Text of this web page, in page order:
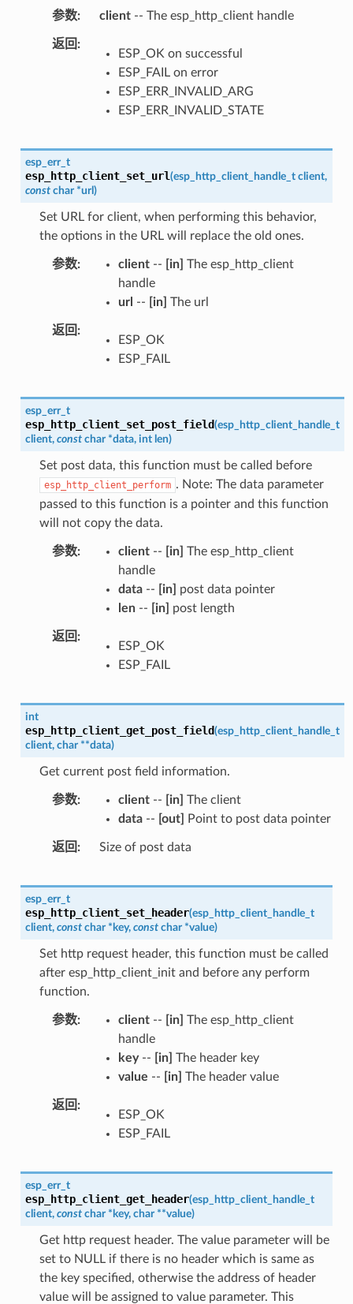
参数 client-- The esp_http_client handle
返回
ESP_OK on successful
ESP_FAIL on error
ESP_ERR_INVALID_ARG
ESP_ERR_INVALID_STATE
esp_err_t
esp_http_client_set_url(esp_http_client_handle_t client,
const char *url )
Set URL for client, when performing this behavior,
the options in the URL will replace the old ones.
参数 client-- [in] The esp_http_client
handle
url -- [in] The url
返回
ESP_OK
ESP_FAIL
esp_err_t
esp_http_client_set_post_field(esp_http_client_handle_t
client, const char *data, int len)
Set post data, this function must be called before
esp_http_client_perform . Note: The data parameter
passed to this function is a pointer and this function
will not copy the data.
参数 client-- [in] The esp_http_client
handle
data-- [in]
post data pointer
len-- [in] post length
返回
ESP_OK
ESP_FAIL
int
esp_http_client_get_post_field(esp_http_client_handle_t
client, char **data)
Get current post field information.
参数 client-- [in] The client
data-- [out] Point to post data pointer
返回 Size of post data
esp_err_t
esp_http_client_set_header(esp_http_client_handle_t
client, const char * key, const char *value)
Set http request header, this function must be called
after esp_http_client_init and before any perform
function.
参数 client-- [in] The esp_http_client
handle
key-- [in] The header key
value -- [in] The header value
返回
ESP_OK
ESP_FAIL
esp_err_t
esp_http_client_get_header(esp_http_client_handle_t
client, const char * key, char **value)
Get http request header. The value parameter will be
set to NULL if there is no header which is same as
the key specified, otherwise the address of header
value will be assigned to value parameter. This